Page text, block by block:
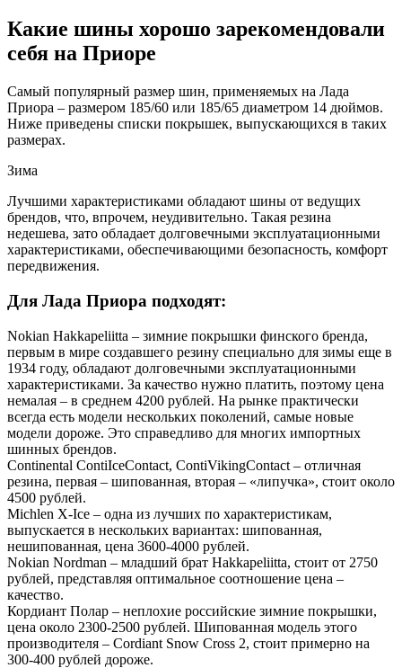
Какие шины хорошо зарекомендовали
себя на Приоре
Самый популярный размер шин, применяемых на Лада
Приора – размером 185/60 или 185/65 диаметром 14 дюймов.
Ниже приведены списки покрышек, выпускающихся в таких
размерах.
Зима
Лучшими характеристиками обладают шины от ведущих
брендов, что, впрочем, неудивительно. Такая резина
недешева, зато обладает долговечными эксплуатационными
характеристиками, обеспечивающими безопасность, комфорт
передвижения.
Для Лада Приора подходят:
Nokian Hakkapeliitta – зимние покрышки финского бренда,
первым в мире создавшего резину специально для зимы еще в
1934 году, обладают долговечными эксплуатационными
характеристиками. За качество нужно платить, поэтому цена
немалая – в среднем 4200 рублей. На рынке практически
всегда есть модели нескольких поколений, самые новые
модели дороже. Это справедливо для многих импортных
шинных брендов.
Continental ContiIceContact, ContiVikingContact – отличная
резина, первая – шипованная, вторая – «липучка», стоит около
4500 рублей.
Michlen X-Ice – одна из лучших по характеристикам,
выпускается в нескольких вариантах: шипованная,
нешипованная, цена 3600-4000 рублей.
Nokian Nordman – младший брат Hakkapeliitta, стоит от 2750
рублей, представляя оптимальное соотношение цена –
качество.
Кордиант Полар – неплохие российские зимние покрышки,
цена около 2300-2500 рублей. Шипованная модель этого
производителя – Cordiant Snow Cross 2, стоит примерно на
300-400 рублей дороже.